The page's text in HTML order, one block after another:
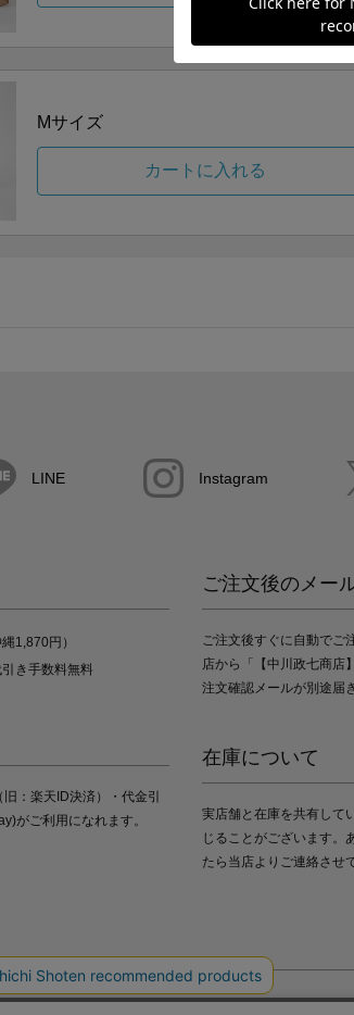
Mサイズ
カートに入れる
LINE Instagram
1,870円）
き手数料無料
：楽天ID決済）・代金引
がご利用になれます。
ご注文後のメー
ご注文後すぐに自動でご
店から「【中川政七商店
注文確認メールが別途届
在庫について
実店舗と在庫を共有して
じることがございます。
たら当店よりご連絡させ